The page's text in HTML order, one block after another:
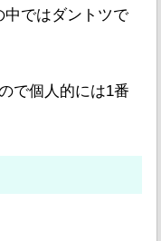
中ではダントツで
で個人的には1番